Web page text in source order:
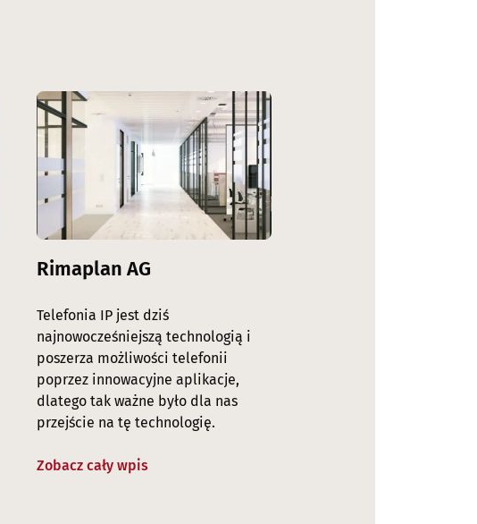
Image
Rimaplan AG
Telefonia IP jest dziś
najnowocześniejszą technologią i
poszerza możliwości telefonii
poprzez innowacyjne aplikacje,
dlatego tak ważne było dla nas
przejście na tę technologię.
Zobacz cały wpis